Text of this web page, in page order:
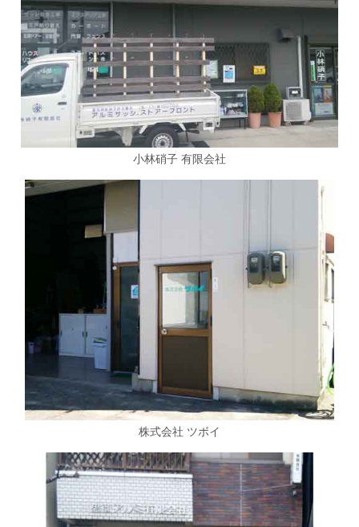
小林硝子 有限会社
株式会社 ツボイ